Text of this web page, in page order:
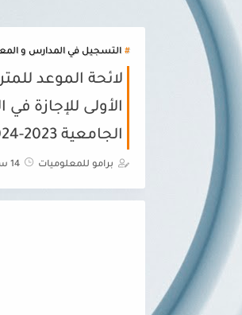
التسجيل في المدارس و
لائحة الموعد
الأولى للإجازة
الجامعية 2023-2024
برامو للمعلوميات 14 سبتمبر 2023